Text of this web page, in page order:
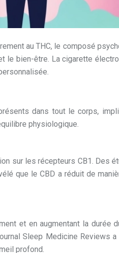
au THC, le composé
bien-être. La cigarette
dans tout le corps,
physiologique.
sur les récepteurs CB1. Des
que le CBD a réduit de
et en augmentant la
Sleep Medicine
profond.